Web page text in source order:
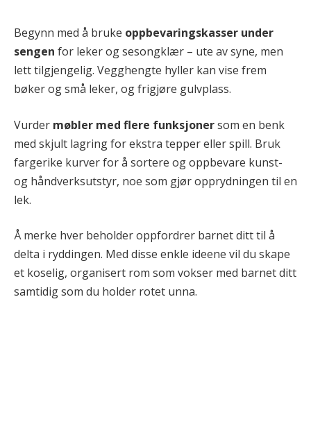
Begynn med å bruke oppbevaringskasser under
sengen for leker og sesongklær – ute av syne, men
lett tilgjengelig. Vegghengte hyller kan vise frem
bøker og små leker, og frigjøre gulvplass.
Vurder møbler med flere funksjonersom en benk
med skjult lagring for ekstra tepper eller spill. Bruk
fargerike kurver for å sortere og oppbevare kunst-
og håndverksutstyr, noe som gjør opprydningen til en
lek.
Å merke hver beholder oppfordrer barnet ditt til å
delta i ryddingen. Med disse enkle ideene vil du skape
et koselig, organisert rom som vokser med barnet ditt
samtidig som du holder rotet unna.